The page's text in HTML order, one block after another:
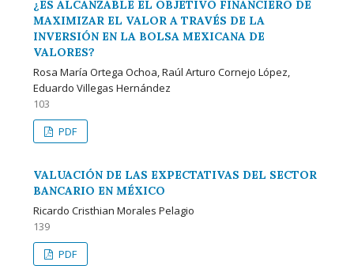
¿ES ALCANZABLE EL OBJETIVO FINANCIERO DE
MAXIMIZAR EL VALOR A TRAVÉS DE LA
INVERSIÓN EN LA BOLSA MEXICANA DE
VALORES?
Rosa María Ortega Ochoa, Raúl Arturo Cornejo López,
Eduardo Villegas Hernández
103
PDF
VALUACIÓN DE LAS EXPECTATIVAS DEL SECTOR
BANCARIO EN MÉXICO
Ricardo Cristhian Morales Pelagio
139
PDF